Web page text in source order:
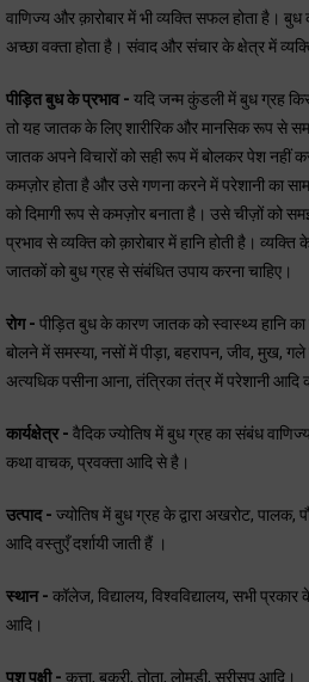
वाणिज्य और क़ारोबार में भी व्यक्ति सफल होता है।
अच्छा वक्ता होता है। संवाद और संचार के क्षेत्र में
पीड़ित बुध के प्रभाव - यदि जन्म कुंडली में बुध ग्रह
तो यह जातक के लिए शारीरिक और मानसिक रूप से
जातक अपने विचारों को सही रूप में बोलकर पेश नहीं
कमज़ोर होता है और उसे गणना करने में परेशानी का
को दिमागी रूप से कमज़ोर बनाता है। उसे चीज़ों को
प्रभाव से व्यक्ति को क़ारोबार में हानि होती है।
जातकों को बुध ग्रह से संबंधित उपाय करना चाहिए।
रोग - पीड़ित बुध के कारण जातक को स्वास्थ्य हानि
बोलने में समस्या, नसों में पीड़ा, बहरापन, जीव, मुख, गले
अत्यधिक पसीना आना, तंत्रिका तंत्र में परेशानी आदि
कार्यक्षेत्र - वैदिक ज्योतिष में बुध ग्रह का संबंध
कथा वाचक, प्रवक्ता आदि से है।
उत्पाद - ज्योतिष में बुध ग्रह के द्वारा अखरोट, पालक,
आदि वस्तुएँ दर्शायी जाती हैं ।
स्थान - कॉलेज, विद्यालय, विश्वविद्यालय, सभी
आदि।
पशु पक्षी - कुत्ता, बकरी, तोता, लोमड़ी, सरीसृप आदि।